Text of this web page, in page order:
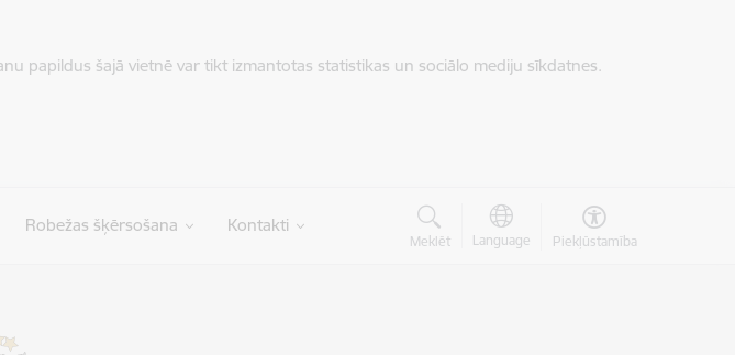
papildus šajā vietnē var tikt izmantotas statistikas un sociālo mediju sīkdatnes.
Robežas šķērsošana Kontakti
Meklēt Language Piekļūstamība